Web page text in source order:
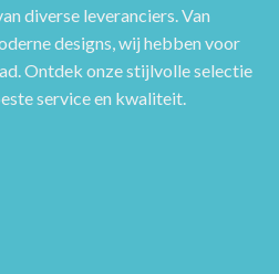
diverse leveranciers. Van
designs, wij hebben voor
Ontdek onze stijlvolle selectie
service en kwaliteit.